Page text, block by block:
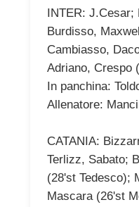
INTER:
Burdisso,
Cambiasso,
Adriano, Crespo
In panchina:
Allenatore:
CATANIA:
Terlizz, Sabato;
(28'st Tedesco);
Mascara (26'st